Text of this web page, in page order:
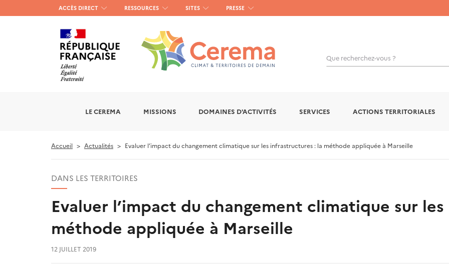
Menu
haut
gauche
ACCÈS DIRECT RESSOURCES SITES PRESSE
Que recherchez-vous ?
LE CEREMA MISSIONS DOMAINES D'ACTIVITÉS SERVICES ACTIONS TERRITORIALES
Accueil Actualités Evaluer l’impact du changement climatique sur les infrastructures : la méthode appliquée à Marseille
DANS LES TERRITOIRES
Evaluer l’impact du changement climatique sur
méthode appliquée à Marseille
12 JUILLET 2019